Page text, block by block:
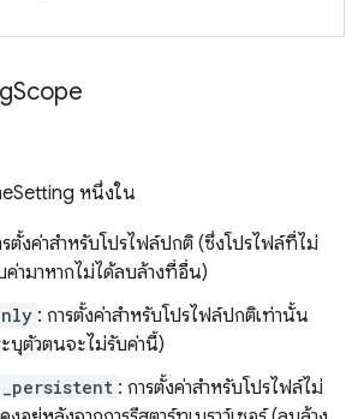
Scope
หนึ่งใน
รตั้งค่าสำหรับโปรไฟล์ปกติ (ซึ่งโปรไฟล์ที่ไม่
ามาหากไม่ได้ลบล้างที่อื่น)
: การตั้งค่าสำหรับโปรไฟล์ปกติเท่านั้น
บุตัวตนจะไม่รับค่านี้)
: การตั้งค่าสำหรับโปรไฟล์ไม่